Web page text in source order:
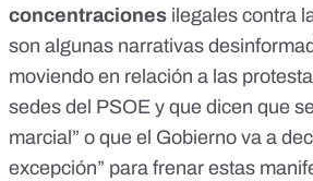
concentraciones ilegales contra
son algunas narrativas
moviendo en relación a las
sedes del PSOE y que dicen que
marcial” o que el Gobierno va a
excepción” para frenar estas